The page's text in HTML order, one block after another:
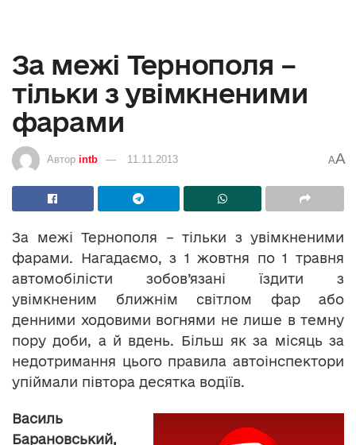
За межі Тернополя –
тільки з увімкненими
фарами
Автор intb 11.11.2013 AA
За межі Тернополя – тільки з увімкненими
фарами. Нагадаємо, з 1 жовтня по 1 травня
автомобілісти зобов’язані їздити з
увімкненим ближнім світлом фар або
денними ходовими вогнями не лише в темну
пору доби, а й вдень. Більш як за місяць за
недотримання цього правила автоінспектори
упіймали півтора десятка водіїв.
Василь
Барановський,